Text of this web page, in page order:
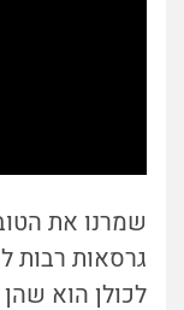
שמרנו את
גרסאות רבות
לכולן הוא